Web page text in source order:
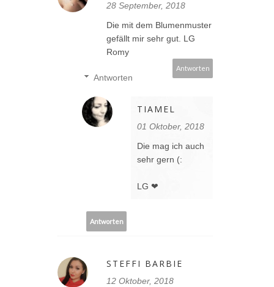
28 September, 2018
Die mit dem Blumenmuster
gefällt mir sehr gut. LG
Romy
Antworten
Antworten
TIAMEL
01 Oktober, 2018
Die mag ich auch
sehr gern (:
LG ❤
Antworten
STEFFI BARBIE
12 Oktober, 2018